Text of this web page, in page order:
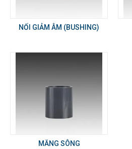
NỐI GIẢM ÂM (BUSHING)
MĂNG SÔNG